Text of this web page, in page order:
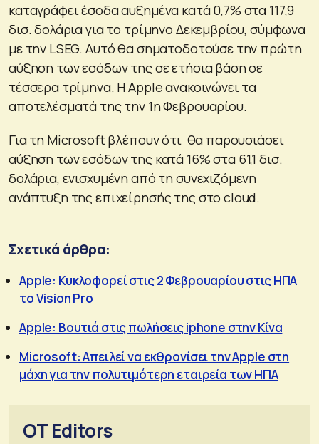
καταγράφει έσοδα αυξημένα κατά 0,7% στα 117,9
δισ. δολάρια για το τρίμηνο Δεκεμβρίου, σύμφωνα
με την LSEG. Αυτό θα σηματοδοτούσε την πρώτη
αύξηση των εσόδων της σε ετήσια βάση σε
τέσσερα τρίμηνα. Η Apple ανακοινώνει τα
αποτελέσματά της την 1η Φεβρουαρίου.
Για τη Microsoft βλέπουν ότι θα παρουσιάσει
αύξηση των εσόδων της κατά 16% στα 61,1 δισ.
δολάρια, ενισχυμένη από τη συνεχιζόμενη
ανάπτυξη της επιχείρησής της στο cloud.
Σχετικά άρθρα:
Apple: Κυκλοφορεί στις 2 Φεβρουαρίου στις ΗΠΑ
το Vision Pro
Apple: Βουτιά στις πωλήσεις iphone στην Κίνα
Microsoft: Απειλεί να εκθρονίσει την Apple στη
μάχη για την πολυτιμότερη εταιρεία των ΗΠΑ
OT Editors